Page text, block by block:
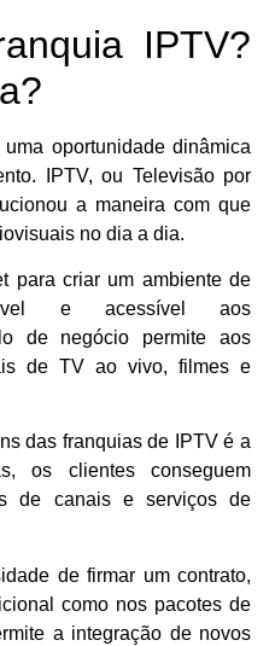
IPTV?
oportunidade dinâmica
IPTV, ou Televisão por
a maneira com que
no dia a dia.
para criar um ambiente de
e acessível aos
de negócio permite aos
de TV ao vivo, filmes e
das franquias de IPTV é a
os clientes conseguem
de canais e serviços de
de firmar um contrato,
como nos pacotes de
a integração de novos